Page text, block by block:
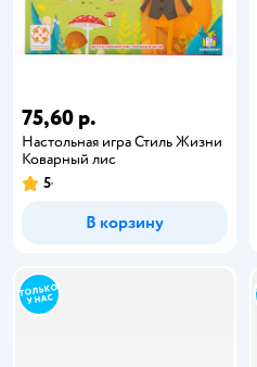
75,60 р.
Настольная игра Стиль Жизни
Коварный лис
5
В корзину